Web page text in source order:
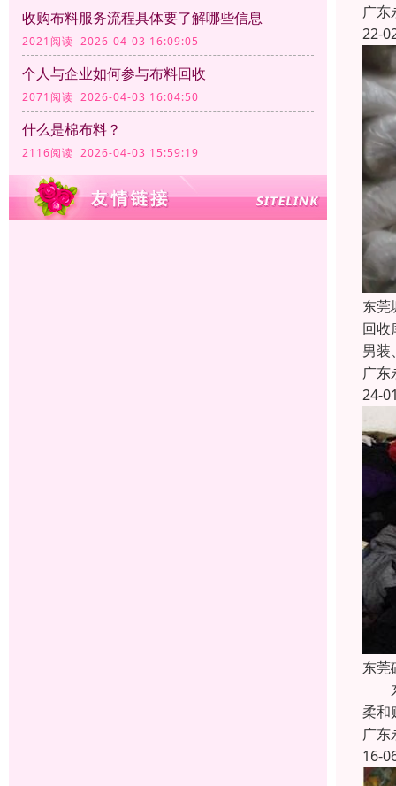
收购布料服务流程具体要了解哪些信息
2021阅读 2026-04-03 16:09:05
个人与企业如何参与布料回收
2071阅读 2026-04-03 16:04:50
什么是棉布料？
2116阅读 2026-04-03 15:59:19
广东
22-
东莞
回收
男装
广东
24-
东莞
东
柔
广东
16-